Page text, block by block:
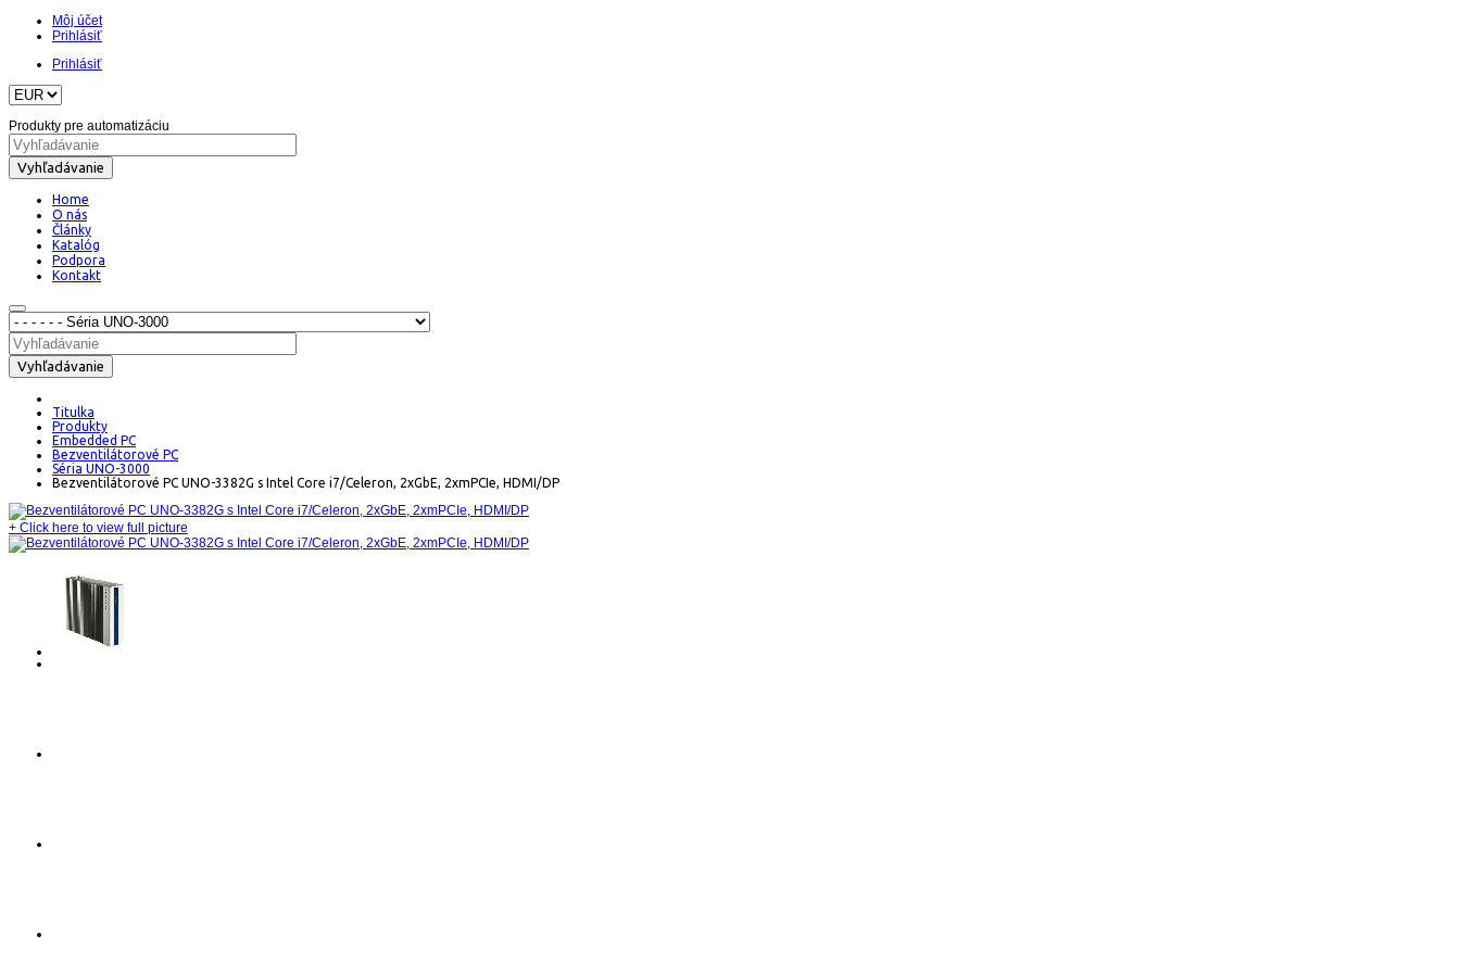
Môj účet
Prihlásiť
Prihlásiť
Produkty pre automatizáciu
Vyhľadávanie
Home
O nás
Články
Katalóg
Podpora
Kontakt
Vyhľadávanie
Titulka
Produkty
Embedded PC
Bezventilátorové PC
Séria UNO-3000
Bezventilátorové PC UNO-3382G s Intel Core i7/Celeron, 2xGbE, 2xmPCIe, HDMI/DP
+ Click here to view full picture